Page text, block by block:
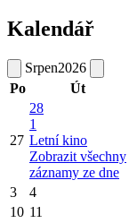
Kalendář
Srpen2026
Po
Út
27
28
1
Letní kino
Zobrazit všechny
záznamy ze dne
3 4
10 11